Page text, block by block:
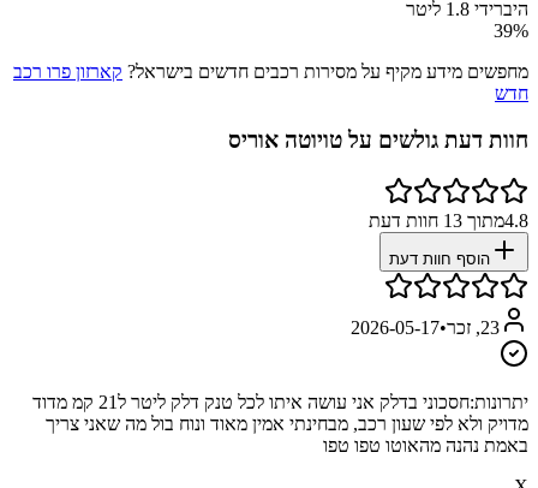
היברידי 1.8 ליטר
39%
מחפשים מידע מקיף על מסירות רכבים חדשים בישראל? קארזון פרו רכב
חדש
חוות דעת גולשים על טויוטה אוריס
4.8מתוך 13 חוות דעת
הוסף חוות דעת
23, זכר •
2026-05-17
יתרונות:
חסכוני בדלק אני עושה איתו לכל טנק דלק ליטר ל21 קמ מדוד
מדויק ולא לפי שעון רכב, מבחינתי אמין מאוד ונוח בול מה שאני צריך
באמת נהנה מהאוטו טפו טפו